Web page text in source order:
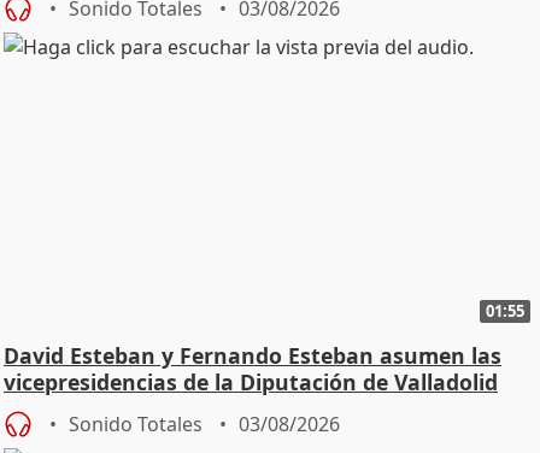
Sonido Totales 03/08/2026
01:55
David Esteban y Fernando Esteban asumen las
vicepresidencias de la Diputación de Valladolid
Sonido Totales 03/08/2026